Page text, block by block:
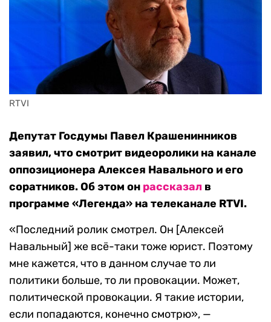
RTVI
Депутат Госдумы Павел Крашенинников
заявил, что смотрит видеоролики на канале
оппозиционера Алексея Навального и его
соратников. Об этом он рассказал в
программе «Легенда» на телеканале RTVI.
«Последний ролик смотрел. Он [Алексей
Навальный] же всё-таки тоже юрист. Поэтому
мне кажется, что в данном случае то ли
политики больше, то ли провокации. Может,
политической провокации. Я такие истории,
если попадаются, конечно смотрю», —